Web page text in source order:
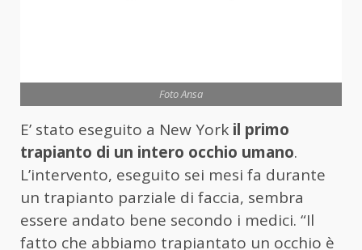
Foto Ansa
E’ stato eseguito a New York il primo
trapianto di un intero occhio umano.
L’intervento, eseguito sei mesi fa durante
un trapianto parziale di faccia, sembra
essere andato bene secondo i medici. “Il
fatto che abbiamo trapiantato un occhio è